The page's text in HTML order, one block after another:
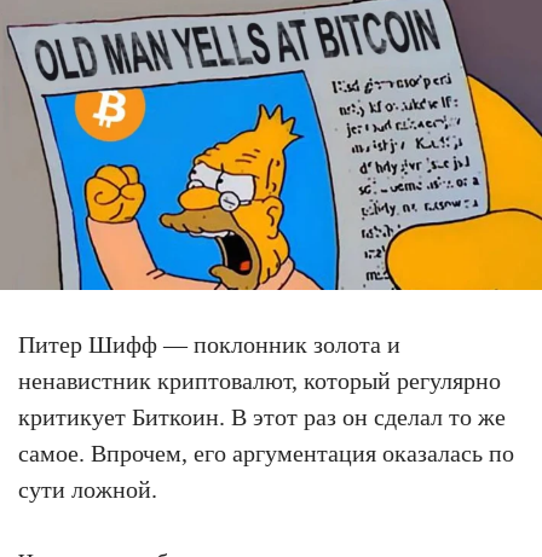
Питер Шифф — поклонник золота и
ненавистник криптовалют, который регулярно
критикует Биткоин. В этот раз он сделал то же
самое. Впрочем, его аргументация оказалась по
сути ложной.